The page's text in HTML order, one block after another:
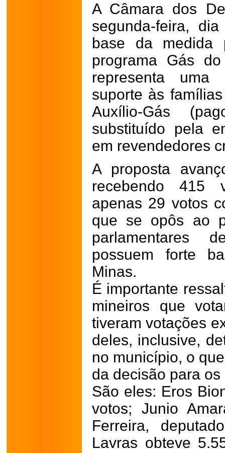
A Câmara dos
segunda-feira,
base da medida
programa Gás
representa uma
suporte às
Auxílio-Gás
substituído pela
em revendedores
A proposta
recebendo 415
apenas 29 votos
que se opôs ao
parlamentares
possuem forte
Minas.
É importante
mineiros que
tiveram votações
deles, inclusive,
no município, o
da decisão para
São eles: Eros
votos; Junio
Ferreira,
Lavras obteve